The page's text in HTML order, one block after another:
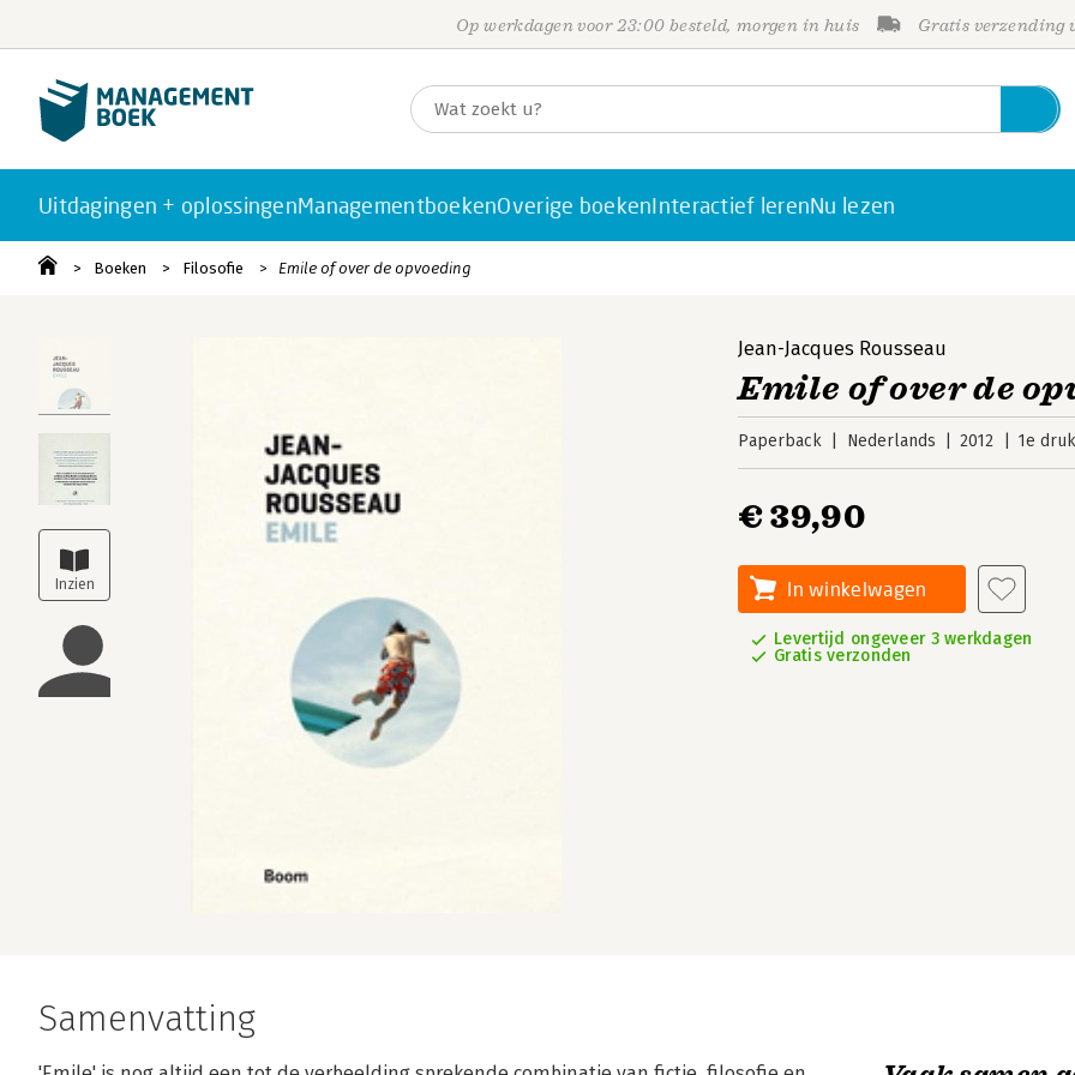
Op werkdagen voor 23:00 besteld, morgen in huis Gratis verzending
Uitdagingen + oplossingenManagementboekenOverige boekenInteractief lerenNu lezen
Boeken Filosofie Emile of over de opvoeding
Jean-Jacques Rousseau
Emile of over de
Paperback Nederlands 2012 1e druk
€ 39,90
In winkelwagen
Levertijd ongeveer 3 werkdagen
Gratis verzonden
Samenvatting